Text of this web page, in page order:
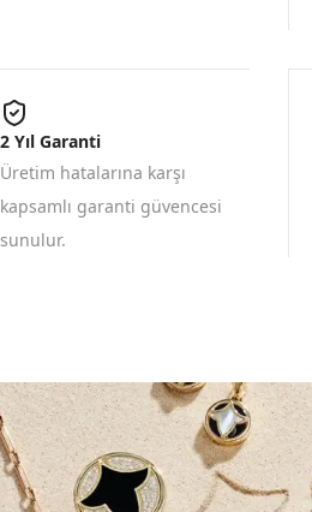
2 Yıl Garanti
Üretim hatalarına karşı
kapsamlı garanti güvencesi
sunulur.